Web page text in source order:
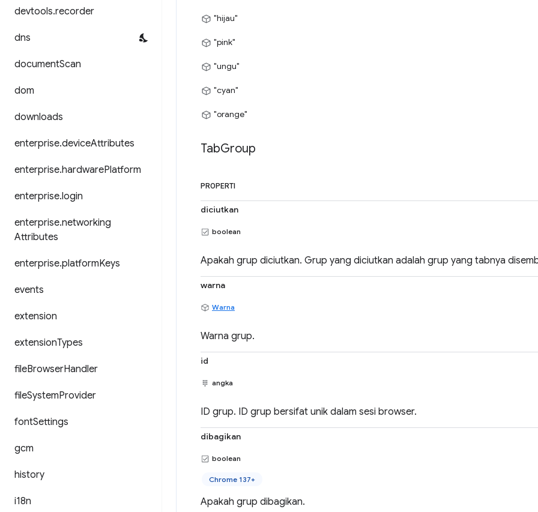
devtools.recorder
dns
documentScan
dom
downloads
enterprise.deviceAttributes
enterprise.hardwarePlatform
enterprise.login
enterprise.networking
Attributes
enterprise.platformKeys
events
extension
extensionTypes
fileBrowserHandler
fileSystemProvider
fontSettings
gcm
history
i18n
"hijau"
"pink"
"ungu"
"cyan"
"orange"
TabGroup
PROPERTI
diciutkan
boolean
Apakah grup diciutkan. Grup yang diciutkan adalah grup yang tabnya
warna
Warna
Warna grup.
id
angka
ID grup. ID grup bersifat unik dalam sesi browser.
dibagikan
boolean
Chrome 137+
Apakah grup dibagikan.